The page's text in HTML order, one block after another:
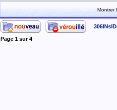
Montrer
Page 1 sur4